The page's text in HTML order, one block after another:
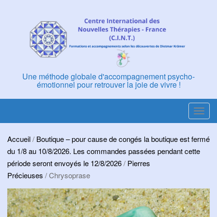
Une méthode globale d'accompagnement psycho-
émotionnel pour retrouver la joie de vivre !
T
o
g
g
n
a
v
Accueil/ Boutique – pour cause de congés la boutique est fermé
du 1/8 au 10/8/2026. Les commandes passées pendant cette
période seront envoyés le 12/8/2026/ Pierres
Précieuses / Chrysoprase